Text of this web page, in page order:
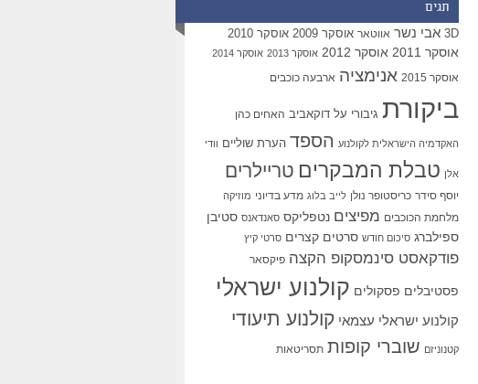
תגים
3D אבי נשר אווטאר אוסקר 2009 אוסקר 2010
אוסקר 2011 אוסקר 2012 אוסקר 2013 אוסקר 2014
אוסקר 2015 אנימציה ארבעה כוכבים
ביקורת גיבורי על דוקאביב האחים כהן
האקדמיה הישראלית לקולנוע הספד הערת שוליים וודי
אלן טבלת המבקרים טריילרים
יוסף סידר כריסטופר נולן לייב בלוג מדע בדיוני מוזיקה
מלחמת הכוכבים מפיצים נטפליקס סאנדאנס סטיבן
ספילברג סיכום חודש סרטים קצרים סרטי קיץ
פודקאסט סינמסקופ הקצה פיקסאר
פסטיבלים פסקולים קולנוע ישראלי
קולנוע ישראלי עצמאי קולנוע תיעודי
קטנוניזם שוברי קופות תסריטאות